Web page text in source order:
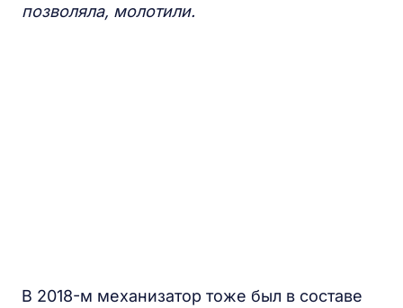
позволяла, молотили.
В 2018-м механизатор тоже был в составе